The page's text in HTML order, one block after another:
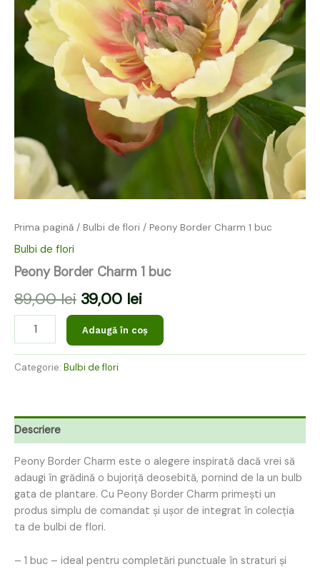
Prima pagină / Bulbi de flori / Peony Border Charm 1 buc
Bulbi de flori
Peony Border Charm 1 buc
89,00lei 39,00 lei
Adaugă în coș
Categorie: Bulbi de flori
Descriere
Peony Border Charm este o alegere inspirată dacă vrei să
adaugi în grădină o bujoriță deosebită, pornind de la un bulb
gata de plantare. Cu Peony Border Charm primești un
produs simplu de comandat și ușor de integrat în colecția
ta de bulbi de flori.
– 1 buc – ideal pentru completări punctuale în straturi și